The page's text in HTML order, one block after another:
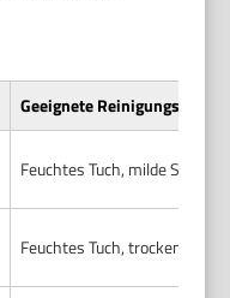
Geeignete
Feuchtes Tuch, milde Seife,
Feuchtes Tuch, trocken